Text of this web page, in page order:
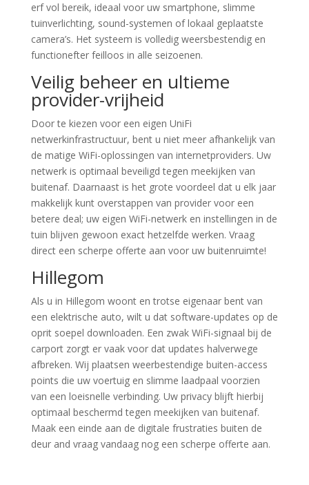
erf vol bereik, ideaal voor uw smartphone, slimme
tuinverlichting, sound-systemen of lokaal geplaatste
camera’s. Het systeem is volledig weersbestendig en
functionefter feilloos in alle seizoenen.
Veilig beheer en ultieme
provider-vrijheid
Door te kiezen voor een eigen UniFi
netwerkinfrastructuur, bent u niet meer afhankelijk van
de matige WiFi-oplossingen van internetproviders. Uw
netwerk is optimaal beveiligd tegen meekijken van
buitenaf. Daarnaast is het grote voordeel dat u elk jaar
makkelijk kunt overstappen van provider voor een
betere deal; uw eigen WiFi-netwerk en instellingen in de
tuin blijven gewoon exact hetzelfde werken. Vraag
direct een scherpe offerte aan voor uw buitenruimte!
Hillegom
Als u in Hillegom woont en trotse eigenaar bent van
een elektrische auto, wilt u dat software-updates op de
oprit soepel downloaden. Een zwak WiFi-signaal bij de
carport zorgt er vaak voor dat updates halverwege
afbreken. Wij plaatsen weerbestendige buiten-access
points die uw voertuig en slimme laadpaal voorzien
van een loeisnelle verbinding. Uw privacy blijft hierbij
optimaal beschermd tegen meekijken van buitenaf.
Maak een einde aan de digitale frustraties buiten de
deur and vraag vandaag nog een scherpe offerte aan.